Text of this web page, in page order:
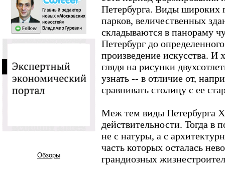
Обзоры
Петербурга. Виды широких
парков, величественных
складываются в панораму
Петербург до
произведение искусства. И
глядя на рисунки
узнать -- в отличие от,
сравнивать столицу с ее
Меж тем виды Петербурга
действительности. Тогда в
не с натуры, а с
часть которых осталась
грандиозных